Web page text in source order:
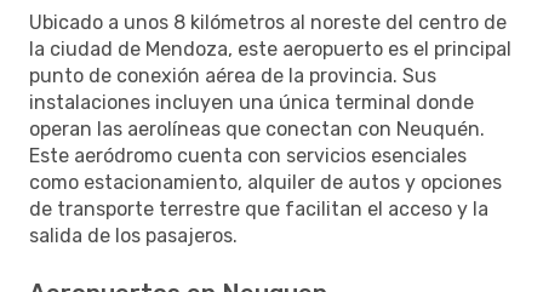
Ubicado a unos 8 kilómetros al noreste del centro de
la ciudad de Mendoza, este aeropuerto es el principal
punto de conexión aérea de la provincia. Sus
instalaciones incluyen una única terminal donde
operan las aerolíneas que conectan con Neuquén.
Este aeródromo cuenta con servicios esenciales
como estacionamiento, alquiler de autos y opciones
de transporte terrestre que facilitan el acceso y la
salida de los pasajeros.